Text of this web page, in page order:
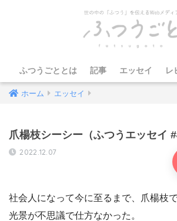
ふつうごととは 記事 エッセイ レ
ホーム エッセイ
爪楊枝シーシー（ふつうエッセイ
2022.12.07
社会人になって今に至るまで、爪楊枝
光景が不思議で仕方なかった。